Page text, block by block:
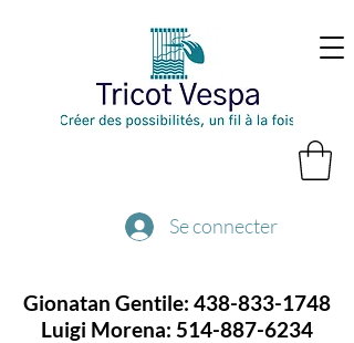
Gionatan Gentile: 438-833-1748
Luigi Morena: 514-887-6234
Se connecter